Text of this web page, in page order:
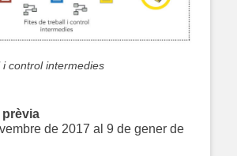
control intermedies
prèvia
de 2017 al 9 de gener de